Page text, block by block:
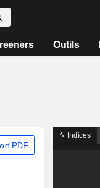
Outils
PDF
Indices